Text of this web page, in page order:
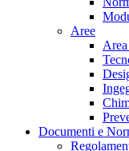
Aree
Documenti e